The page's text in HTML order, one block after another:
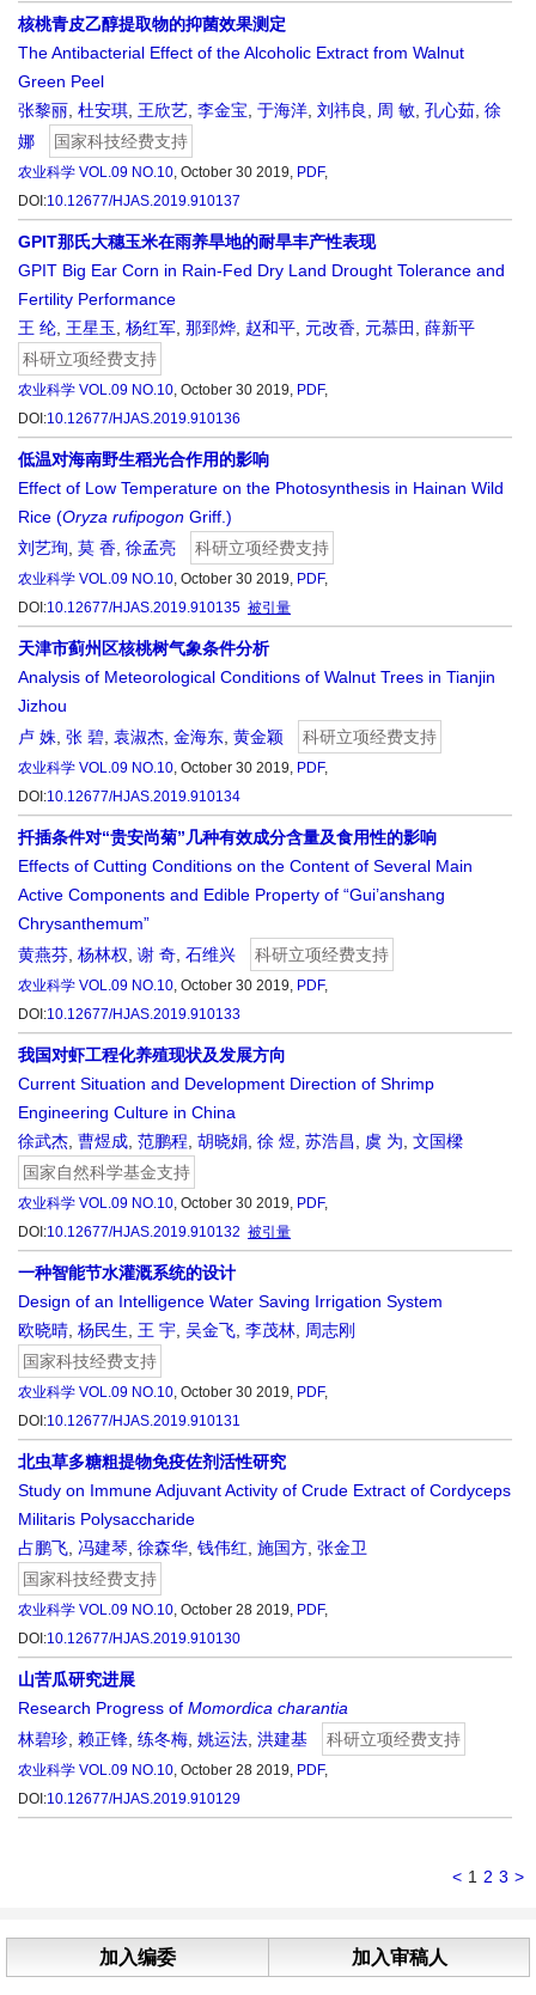
核桃青皮乙醇提取物的抑菌效果测定
The Antibacterial Effect of the Alcoholic Extract from Walnut
Green Peel
张黎丽 杜安琪 王欣艺 李金宝 于海洋 刘祎良 周 敏 孔心茹 徐
娜
国家科技经费支持
农业科学 VOL.09 NO.10, October 30 2019, PDF,
DOI:10.12677/HJAS.2019.910137
GPIT那氏大穗玉米在雨养旱地的耐旱丰产性表现
GPIT Big Ear Corn in Rain-Fed Dry Land Drought Tolerance and
Fertility Performance
王 纶 王星玉 杨红军 那郅烨 赵和平 元改香 元慕田
薛新平
科研立项经费支持
农业科学 VOL.09 NO.10, October 30 2019, PDF,
DOI:10.12677/HJAS.2019.910136
低温对海南野生稻光合作用的影响
Effect of Low Temperature on the Photosynthesis in Hainan Wild
Rice (Oryza rufipogon Griff.)
刘艺珣 莫 香 徐孟亮 科研立项经费支持
农业科学 VOL.09 NO.10, October 30 2019, PDF,
DOI:10.12677/HJAS.2019.910135 被引量
天津市蓟州区核桃树气象条件分析
Analysis of Meteorological Conditions of Walnut Trees in Tianjin
Jizhou
卢 姝 张 碧 袁淑杰 金海东 黄金颖 科研立项经费支持
农业科学 VOL.09 NO.10, October 30 2019, PDF,
DOI:10.12677/HJAS.2019.910134
扦插条件对“贵安尚菊”几种有效成分含量及食用性的影响
Effects of Cutting Conditions on the Content of Several Main
Active Components and Edible Property of “Gui’anshang
Chrysanthemum”
黄燕芬 杨林权 谢 奇 石维兴 科研立项经费支持
农业科学 VOL.09 NO.10, October 30 2019, PDF,
DOI:10.12677/HJAS.2019.910133
我国对虾工程化养殖现状及发展方向
Current Situation and Development Direction of Shrimp
Engineering Culture in China
徐武杰 曹煜成 范鹏程 胡晓娟 徐 煜 苏浩昌 虞 为 文国樑
国家自然科学基金支持
农业科学 VOL.09 NO.10, October 30 2019, PDF,
DOI:10.12677/HJAS.2019.910132 被引量
一种智能节水灌溉系统的设计
Design of an Intelligence Water Saving Irrigation System
欧晓晴 杨民生 王 宇 吴金飞 李茂林
周志刚
国家科技经费支持
农业科学 VOL.09 NO.10, October 30 2019, PDF,
DOI:10.12677/HJAS.2019.910131
北虫草多糖粗提物免疫佐剂活性研究
Study on Immune Adjuvant Activity of Crude Extract of Cordyceps
Militaris Polysaccharide
占鹏飞 冯建琴 徐森华 钱伟红 施国方 张金卫
国家科技经费支持
农业科学 VOL.09 NO.10, October 28 2019, PDF,
DOI:10.12677/HJAS.2019.910130
山苦瓜研究进展
Research Progress of Momordica charantia
林碧珍 赖正锋 练冬梅 姚运法 洪建基 科研立项经费支持
农业科学 VOL.09 NO.10, October 28 2019, PDF,
DOI:10.12677/HJAS.2019.910129
< 1 2 3 >
加入编委 加入审稿人